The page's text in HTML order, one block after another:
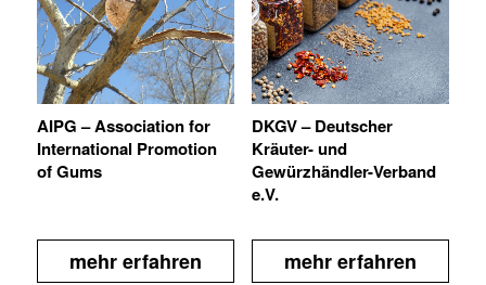
AIPG – Association for
International Promotion
of Gums
mehr erfahren
DKGV – Deutscher
Kräuter- und
Gewürzhändler-Verband
e.V.
mehr erfahren